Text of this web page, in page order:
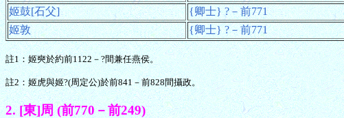
姬鼓[石父]
{卿士} ?－前771
姬敦
{卿士} ?－前771
註1：姬奭於約前1122－?間兼任燕侯。
註2：姬虎與姬?(周定公)於前841－前828間攝政。
2. [東]周 (前770－前249)